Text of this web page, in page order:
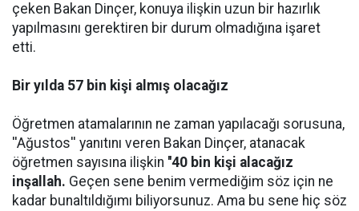
çeken Bakan Dinçer, konuya ilişkin uzun bir hazırlık
yapılmasını gerektiren bir durum olmadığına işaret
etti.
Bir yılda 57 bin kişi almış olacağız
Öğretmen atamalarının ne zaman yapılacağı sorusuna,
''Ağustos'' yanıtını veren Bakan Dinçer, atanacak
öğretmen sayısına ilişkin ''40 bin kişi alacağız
inşallah. Geçen sene benim vermediğim söz için ne
kadar bunaltıldığımı biliyorsunuz. Ama bu sene hiç söz